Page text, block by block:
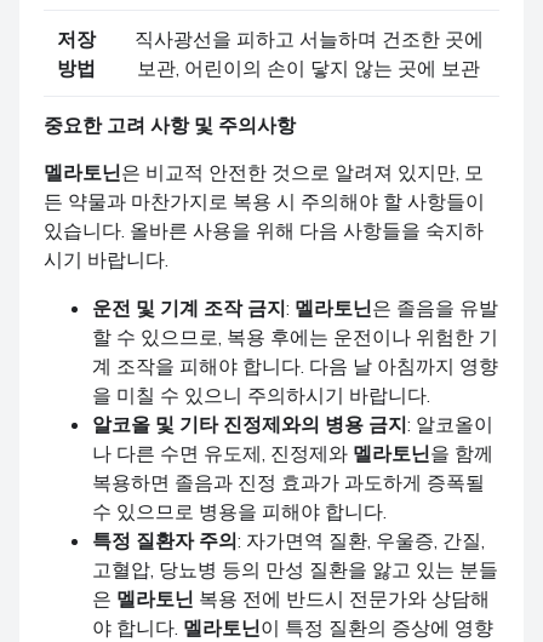
저장
방법
직사광선을 피하고 서늘하며 건조한 곳에
보관, 어린이의 손이 닿지 않는 곳에 보관
중요한 고려 사항 및 주의사항
멜라토닌은 비교적 안전한 것으로 알려져 있지만, 모
든 약물과 마찬가지로 복용 시 주의해야 할 사항들이
있습니다. 올바른 사용을 위해 다음 사항들을 숙지하
시기 바랍니다.
운전 및 기계 조작 금지: 멜라토닌은 졸음을 유발
할 수 있으므로, 복용 후에는 운전이나 위험한 기
계 조작을 피해야 합니다. 다음 날 아침까지 영향
을 미칠 수 있으니 주의하시기 바랍니다.
알코올 및 기타 진정제와의 병용 금지: 알코올이
나 다른 수면 유도제, 진정제와 멜라토닌을 함께
복용하면 졸음과 진정 효과가 과도하게 증폭될
수 있으므로 병용을 피해야 합니다.
특정 질환자 주의: 자가면역 질환, 우울증, 간질,
고혈압, 당뇨병 등의 만성 질환을 앓고 있는 분들
은 멜라토닌 복용 전에 반드시 전문가와 상담해
야 합니다. 멜라토닌이 특정 질환의 증상에 영향